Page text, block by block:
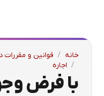
خانه / قوانین و مقررات
/ اجاره
با فرض